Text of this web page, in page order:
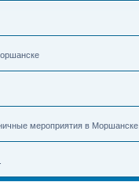
мероприятия в Моршанске.